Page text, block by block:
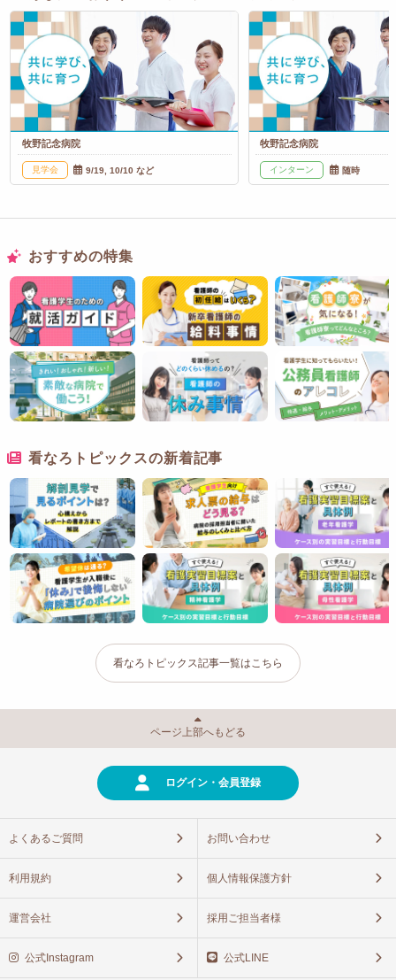
牧野記念病院
見学会 9/19, 10/10 など
牧野記念病院
インターン 随時
おすすめの特集
看なろトピックスの新着記事
看なろトピックス記事一覧はこちら
ページ上部へもどる
ログイン・会員登録
よくあるご質問 お問い合わせ
利用規約 個人情報保護方針
運営会社 採用ご担当者様
公式Instagram 公式LINE